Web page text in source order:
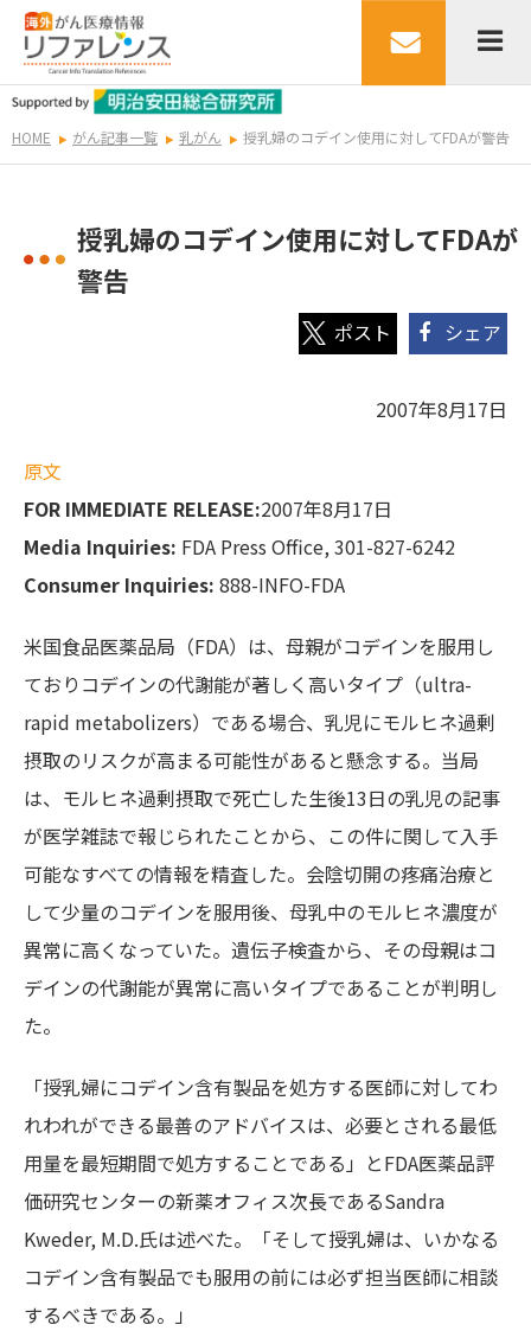
HOME がん記事一覧 乳がん 授乳婦のコデイン使用に対してFDAが警告
授乳婦のコデイン使用に対してFDAが
警告
シェア
2007年8月17日
原文
FOR IMMEDIATE RELEASE:2007年8月17日
Media Inquiries: FDA Press Office, 301-827-6242
Consumer Inquiries: 888-INFO-FDA
米国食品医薬品局（FDA）は、母親がコデインを服用し
ておりコデインの代謝能が著しく高いタイプ（ultra-
rapid metabolizers）である場合、乳児にモルヒネ過剰
摂取のリスクが高まる可能性があると懸念する。当局
は、モルヒネ過剰摂取で死亡した生後13日の乳児の記事
が医学雑誌で報じられたことから、この件に関して入手
可能なすべての情報を精査した。会陰切開の疼痛治療と
して少量のコデインを服用後、母乳中のモルヒネ濃度が
異常に高くなっていた。遺伝子検査から、その母親はコ
デインの代謝能が異常に高いタイプであることが判明し
た。
「授乳婦にコデイン含有製品を処方する医師に対してわ
れわれができる最善のアドバイスは、必要とされる最低
用量を最短期間で処方することである」とFDA医薬品評
価研究センターの新薬オフィス次長であるSandra
Kweder, M.D.氏は述べた。「そして授乳婦は、いかなる
コデイン含有製品でも服用の前には必ず担当医師に相談
するべきである。」